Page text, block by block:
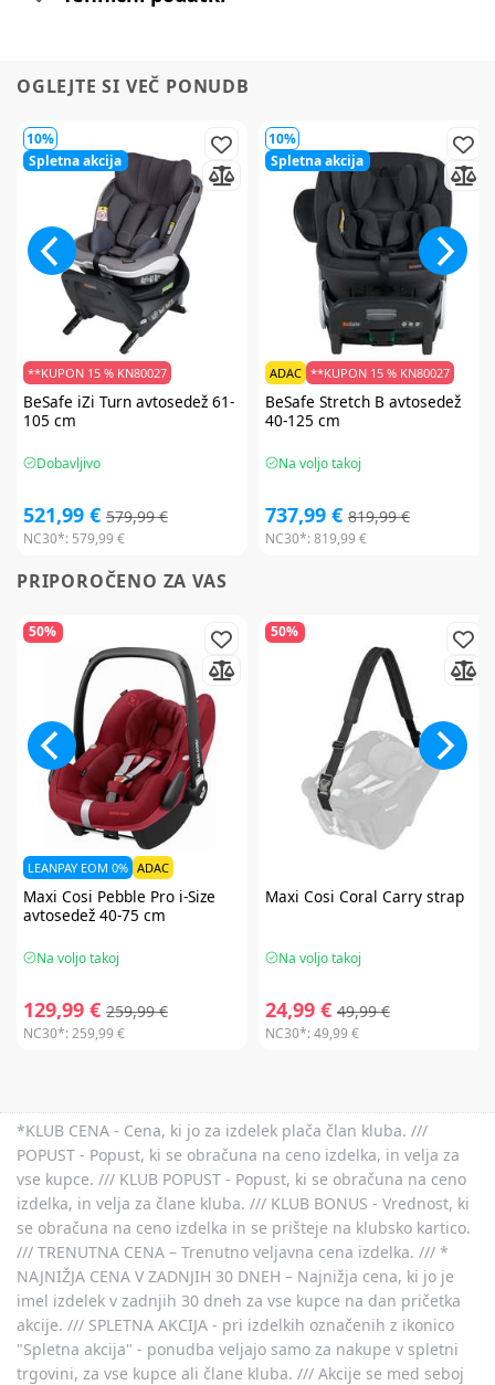
OGLEJTE SI VEČ PONUDB
10%
Spletna akcija
**KUPON 15 % KN80027
BeSafe iZi Turn avtosedež 61-
105 cm
Dobavljivo
521,99 € 579,99 €
NC30*: 579,99 €
10%
Spletna akcija
**KUPON 15 % KN80027
ADAC
BeSafe Stretch B avtosedež
40-125 cm
Na voljo takoj
737,99 € 819,99 €
NC30*:819,99 €
PRIPOROČENO ZA VAS
50%
LEANPAY EOM 0% ADAC
Maxi Cosi Pebble Pro i-Size
avtosedež 40-75 cm
Na voljo takoj
129,99 € 259,99 €
NC30*:259,99 €
50%
Maxi Cosi Coral Carry strap
Na voljo takoj
24,99 € 49,99 €
NC30*:49,99 €
*KLUB CENA - Cena, ki jo za izdelek plača član kluba. ///
POPUST - Popust, ki se obračuna na ceno izdelka, in velja za
vse kupce. /// KLUB POPUST - Popust, ki se obračuna na ceno
izdelka, in velja za člane kluba. /// KLUB BONUS - Vrednost, ki
se obračuna na ceno izdelka in se prišteje na klubsko kartico.
/// TRENUTNA CENA – Trenutno veljavna cena izdelka. /// *
NAJNIŽJA CENA V ZADNJIH 30 DNEH – Najnižja cena, ki jo je
imel izdelek v zadnjih 30 dneh za vse kupce na dan pričetka
akcije. /// SPLETNA AKCIJA - pri izdelkih označenih z ikonico
"Spletna akcija" - ponudba veljajo samo za nakupe v spletni
trgovini, za vse kupce ali člane kluba. /// Akcije se med seboj